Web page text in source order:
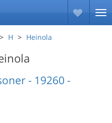
H Heinola
- 19260 -